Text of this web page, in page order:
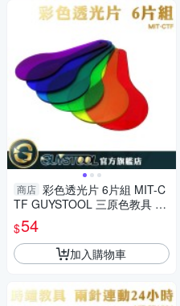
商店 彩色透光片 6片組 MIT-C
TF GUYSTOOL 三原色教具 色
彩過濾板 顏色疊加 變色卡
$54
加入購物車